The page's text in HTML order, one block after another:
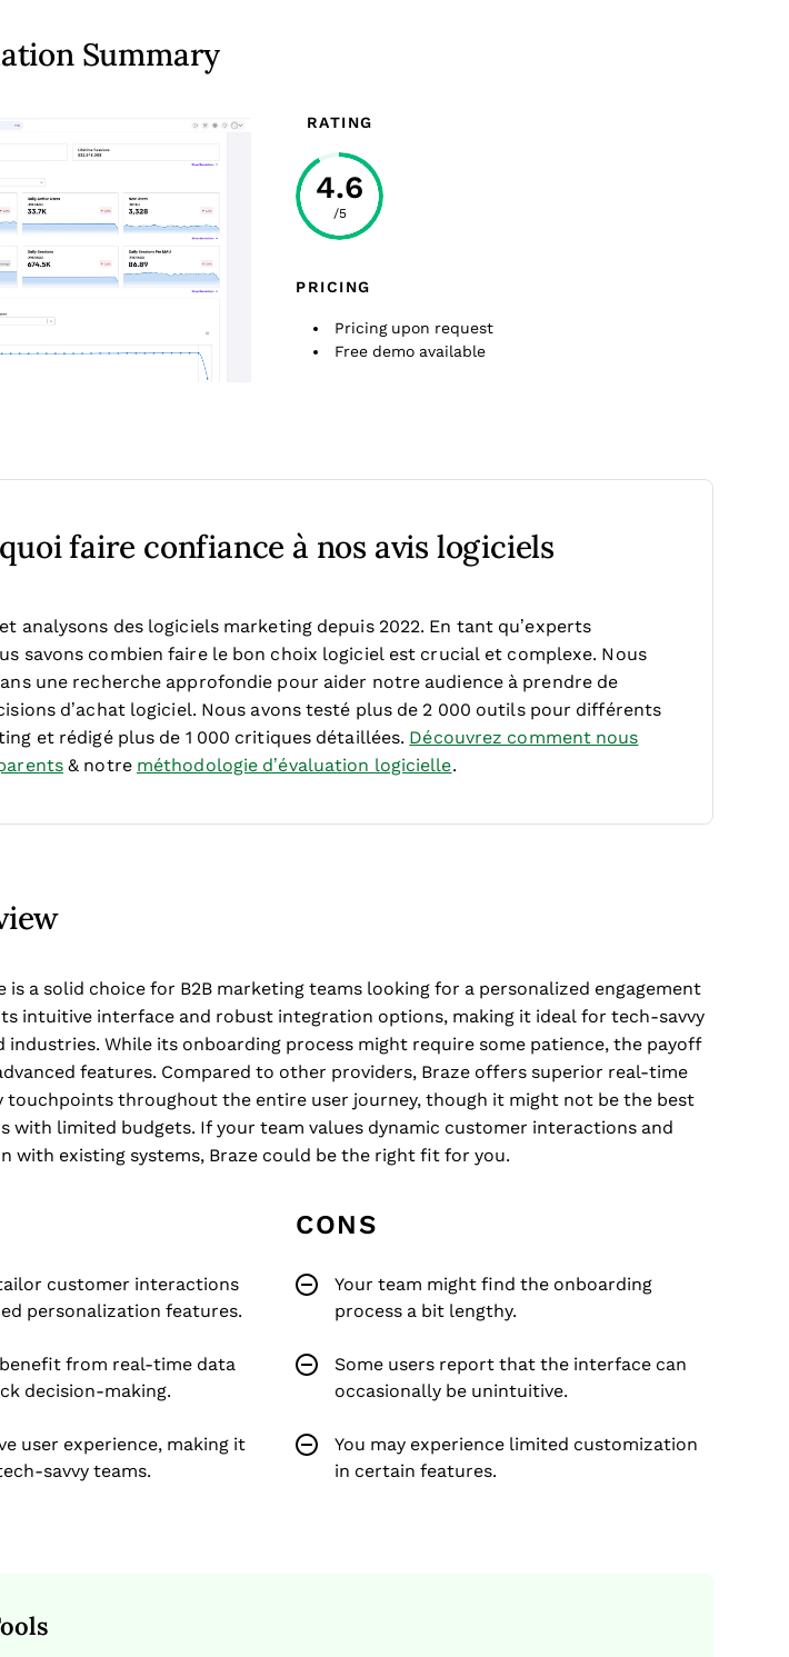
Summary
RATING
4.6
/5
PRICING
Pricing upon request
Free demo available
faire confiance à nos avis logiciels
analysons des logiciels marketing depuis 2022. En tant qu’experts
savons combien faire le bon choix logiciel est crucial et complexe. Nous
une recherche approfondie pour aider notre audience à prendre de
d’achat logiciel. Nous avons testé plus de 2 000 outils pour différents
et rédigé plus de 1 000 critiques détaillées. Découvrez comment nous
& notre méthodologie d’évaluation logicielle.
is a solid choice for B2B marketing teams looking for a personalized engagement
intuitive interface and robust integration options, making it ideal for tech-savvy
industries. While its onboarding process might require some patience, the payoff
features. Compared to other providers, Braze offers superior real-time
touchpoints throughout the entire user journey, though it might not be the best
with limited budgets. If your team values dynamic customer interactions and
with existing systems, Braze could be the right fit for you.
customer interactions
personalization features.
from real-time data
decision-making.
user experience, making it
savvy teams.
CONS
Your team might find the onboarding
process a bit lengthy.
Some users report that the interface can
occasionally be unintuitive.
You may experience limited customization
in certain features.